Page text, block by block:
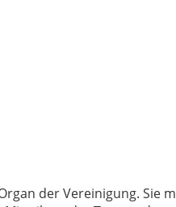
der Vereinigung. Sie